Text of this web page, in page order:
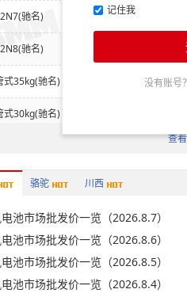
记住我
没有账号
驰名) 未登录
驰名)
式35kg(驰名) 未登录
式30kg(驰名)
12AH(河南)
未登录
12AH(江西)
未登录
20AH(浙江)
查
骆驼 川西
池市场批发价一览（2026.8.7）
池市场批发价一览（2026.8.6）
池市场批发价一览（2026.8.5）
池市场批发价一览（2026.8.4）